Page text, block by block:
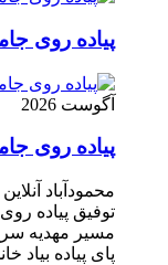
پیاده روی
آگوست 2026
پیاده روی
محمودآباد
توفیق پیاده
مسیر مهدیه
پای پیاده بیاد